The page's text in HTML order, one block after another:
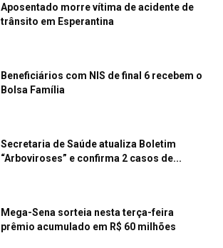
Aposentado morre vítima de acidente de
trânsito em Esperantina
Beneficiários com NIS de final 6 recebem o
Bolsa Família
Secretaria de Saúde atualiza Boletim
“Arboviroses” e confirma 2 casos de...
Mega-Sena sorteia nesta terça-feira
prêmio acumulado em R$ 60 milhões